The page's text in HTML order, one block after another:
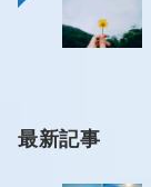
最新記事